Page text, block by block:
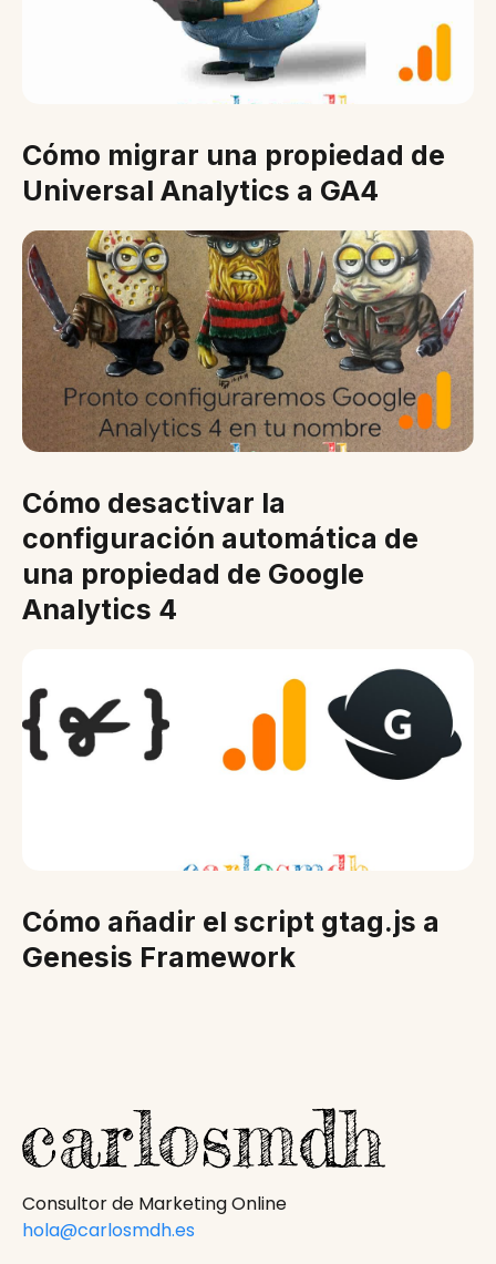
Cómo migrar una propiedad de
Universal Analytics a GA4
Cómo desactivar la
configuración automática de
una propiedad de Google
Analytics 4
Cómo añadir el script gtag.js a
Genesis Framework
Consultor de Marketing Online
hola@carlosmdh.es